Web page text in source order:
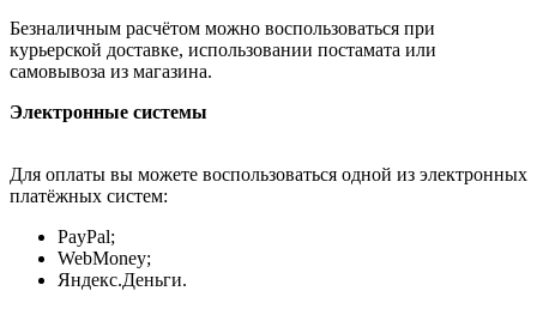
Безналичным расчётом можно воспользоваться при
курьерской доставке, использовании постамата или
самовывоза из магазина.
Электронные системы
Для оплаты вы можете воспользоваться одной из электронных
платёжных систем:
PayPal;
WebMoney;
Яндекс.Деньги.